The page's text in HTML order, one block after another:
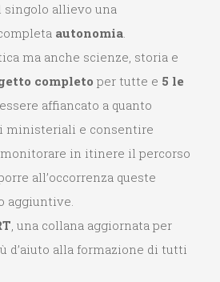
singolo allievo una
autonomia.
ma anche scienze, storia e
completo per tutte e 5 le
affiancato a quanto
ministeriali e consentire
in itinere il percorso
all’occorrenza queste
aggiuntive.
, una collana aggiornata per
d’aiuto alla formazione di tutti